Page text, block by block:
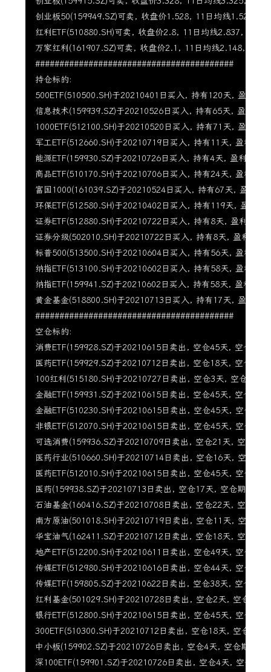
创业板50(159949.SZ)可卖, 收盘价1.528, 11日均线1.522,
红利ETF(510880.SH)可卖, 收盘价2.8, 11日均线2.837, 22日
万家红利(161907.SZ)可卖, 收盘价2.1, 11日均线2.148, 22日
#########################################
持仓标的:
500ETF(510500.SH)于20210401日买入, 持有120天, 盈利
信息技术(159939.SZ)于20210526日买入, 持有65天, 盈利
1000ETF(512100.SH)于20210520日买入, 持有71天, 盈利
军工ETF(512660.SH)于20210719日买入, 持有11天, 盈利
能源ETF(159930.SZ)于20210726日买入, 持有4天, 盈利0.92%
商品ETF(510170.SH)于20210706日买入, 持有24天, 盈利
富国1000(161039.SZ)于20210524日买入, 持有67天, 盈利
环保ETF(512580.SH)于20210402日买入, 持有119天, 盈利
证券ETF(512880.SH)于20210722日买入, 持有8天, 盈利-
证券分级(502010.SH)于20210722日买入, 持有8天, 盈利-
标普500(513500.SH)于20210604日买入, 持有56天, 盈利
纳指ETF(513100.SH)于20210602日买入, 持有58天, 盈利
纳指ETF(159941.SZ)于20210602日买入, 持有58天, 盈利
黄金基金(518800.SH)于20210713日买入, 持有17天, 盈利
#########################################
空仓标的:
消费ETF(159928.SZ)于20210615日卖出, 空仓45天, 空仓期
医药ETF(159929.SZ)于20210712日卖出, 空仓18天, 空仓期
100红利(515180.SH)于20210727日卖出, 空仓3天, 空仓期涨
金融ETF(159931.SZ)于20210615日卖出, 空仓45天, 空仓期
金融ETF(510230.SH)于20210615日卖出, 空仓45天, 空仓期
非银ETF(512070.SH)于20210615日卖出, 空仓45天, 空仓期
可选消费(159936.SZ)于20210709日卖出, 空仓21天, 空仓期
医药行业(510660.SH)于20210714日卖出, 空仓16天, 空仓期
医药ETF(512010.SH)于20210615日卖出, 空仓45天, 空仓期
医药(159938.SZ)于20210713日卖出, 空仓17天, 空仓期涨幅-
石油基金(160416.SZ)于20210708日卖出, 空仓22天, 空仓期
南方原油(501018.SH)于20210719日卖出, 空仓11天, 空仓期
华宝油气(162411.SZ)于20210712日卖出, 空仓18天, 空仓期
地产ETF(512200.SH)于20210611日卖出, 空仓49天, 空仓期
传媒ETF(512980.SH)于20210616日卖出, 空仓44天, 空仓期
传媒ETF(159805.SZ)于20210622日卖出, 空仓38天, 空仓期
红利基金(501029.SH)于20210728日卖出, 空仓2天, 空仓期涨
银行ETF(512800.SH)于20210615日卖出, 空仓45天, 空仓期
300ETF(510300.SH)于20210712日卖出, 空仓18天, 空仓期涨
中小板(159902.SZ)于20210726日卖出, 空仓4天, 空仓期涨幅
深100ETF(159901.SZ)于20210726日卖出, 空仓4天, 空仓期